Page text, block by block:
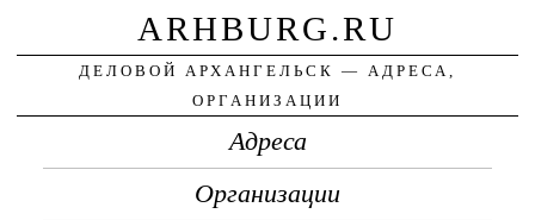
ARHBURG.RU
ДЕЛОВОЙ АРХАНГЕЛЬСК — АДРЕСА,
ОРГАНИЗАЦИИ
Адреса
Организации